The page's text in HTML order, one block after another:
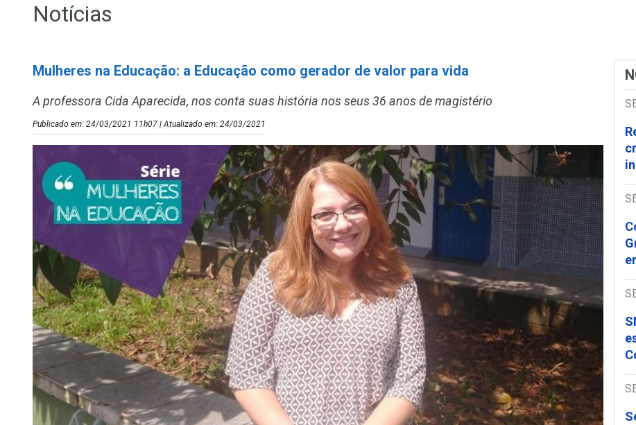
Notícias
Mulheres na Educação: a Educação como gerador de valor para vida
A professora Cida Aparecida, nos conta suas história nos seus 36 anos de magistério
Publicado em: 24/03/2021 11h07 | Atualizado em: 24/03/2021